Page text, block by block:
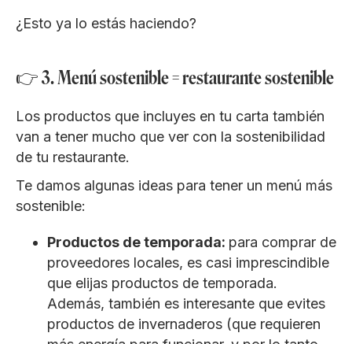
¿Esto ya lo estás haciendo?
👉 3. Menú sostenible = restaurante sostenible
Los productos que incluyes en tu carta también
van a tener mucho que ver con la sostenibilidad
de tu restaurante.
Te damos algunas ideas para tener un menú más
sostenible:
Productos de temporada: para comprar de
proveedores locales, es casi imprescindible
que elijas productos de temporada.
Además, también es interesante que evites
productos de invernaderos (que requieren